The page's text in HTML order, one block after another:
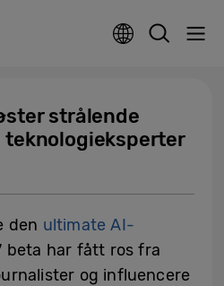
strålende
teknologieksperter
den ultimate AI-
beta har fått ros fra
og influencere